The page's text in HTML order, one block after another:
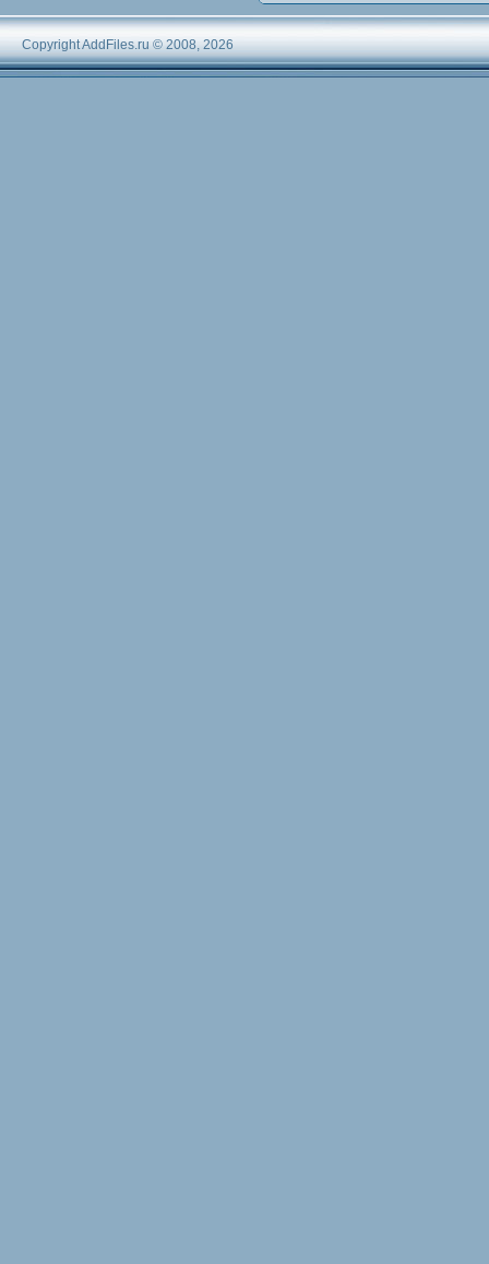
Copyright AddFiles.ru © 2008, 2026